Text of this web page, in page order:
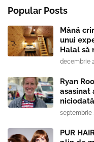
Popular Posts
Mână
unui
Halal să
decembrie
Ryan
asasinat
septembrie
PUR